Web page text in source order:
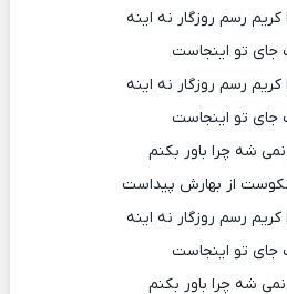
رسم روزگار نه اینه
جای تو اینجاست
رسم روزگار نه اینه
جای تو اینجاست
نمی شه چرا باور بکنم
از بهارش پیداست
رسم روزگار نه اینه
جای تو اینجاست
نمی شه چرا باور بکنم